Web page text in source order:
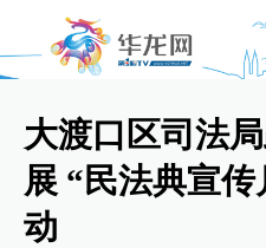
大渡口区司法
展 “民法典宣
动